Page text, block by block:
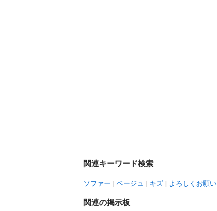
関連キーワード検索
ソファー ベージュ キズ よろしくお願
関連の掲示板